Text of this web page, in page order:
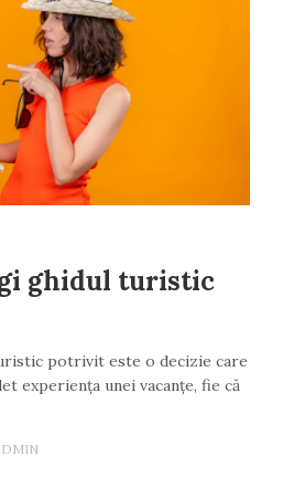
ghidul turistic
potrivit este o decizie care
experiența unei vacanțe, fie că